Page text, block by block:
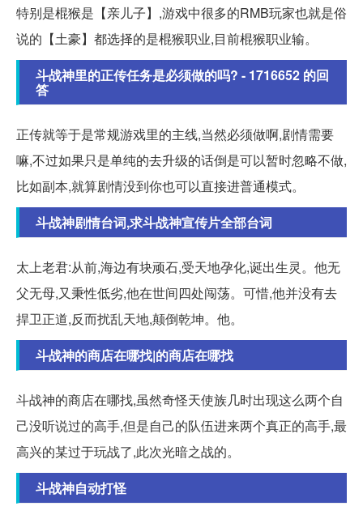
特别是棍猴是【亲儿子】,游戏中很多的RMB玩家也就是俗
说的【土豪】都选择的是棍猴职业,目前棍猴职业输。
斗战神里的正传任务是必须做的吗? - 1716652 的回
答
正传就等于是常规游戏里的主线,当然必须做啊,剧情需要
嘛,不过如果只是单纯的去升级的话倒是可以暂时忽略不做,
比如副本,就算剧情没到你也可以直接进普通模式。
斗战神剧情台词,求斗战神宣传片全部台词
太上老君:从前,海边有块顽石,受天地孕化,诞出生灵。他无
父无母,又秉性低劣,他在世间四处闯荡。可惜,他并没有去
捍卫正道,反而扰乱天地,颠倒乾坤。他。
斗战神的商店在哪找|的商店在哪找
斗战神的商店在哪找,虽然奇怪天使族几时出现这么两个自
己没听说过的高手,但是自己的队伍进来两个真正的高手,最
高兴的某过于玩战了,此次光暗之战的。
斗战神自动打怪